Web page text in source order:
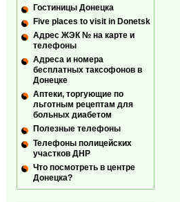
Гостиницы Донецка
Five places to visit in Donetsk
Адрес ЖЭК № на карте и
телефоны
Адреса и номера
бесплатных таксофонов в
Донецке
Аптеки, торгующие по
льготным рецептам для
больных диабетом
Полезные телефоны
Телефоны полицейских
участков ДНР
Что посмотреть в центре
Донецка?